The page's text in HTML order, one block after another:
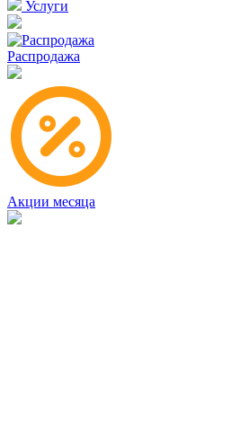
Услуги
Распродажа
Акции месяца